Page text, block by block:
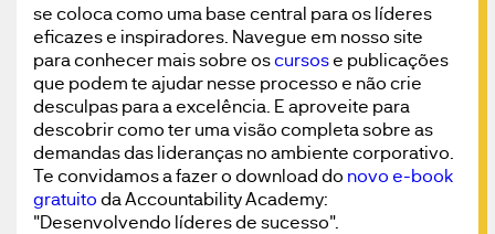
se coloca como uma base central para os líderes
eficazes e inspiradores. Navegue em nosso site
para conhecer mais sobre oscursose publicações
que podem te ajudar nesse processo e não crie
desculpas para a excelência. E aproveite para
descobrir como ter uma visão completa sobre as
demandas das lideranças no ambiente corporativo.
Te convidamos a fazer o download do novo e-book
gratuitoda Accountability Academy:
"Desenvolvendo líderes de sucesso".